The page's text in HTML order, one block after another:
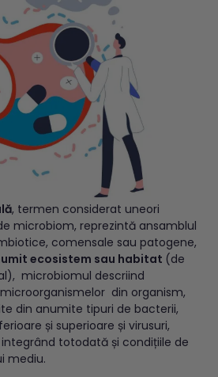
, termen considerat uneori
microbiom, reprezintă ansamblul
comensale sau patogene,
ecosistem sau habitat (de
microbiomul descriind
din organism,
din anumite tipuri de bacterii,
și superioare și virusuri,
totodată și condițiile de
mediu.